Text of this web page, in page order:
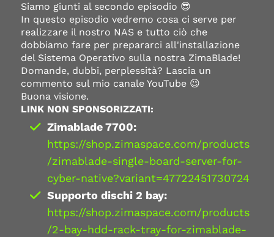
Siamo giunti al secondo episodio 😎
In questo episodio vedremo cosa ci serve per
realizzare il nostro NAS e tutto ciò che
dobbiamo fare per prepararci all'installazione
del Sistema Operativo sulla nostra ZimaBlade!
Domande, dubbi, perplessità? Lascia un
commento sul mio canale YouTube 😉
Buona visione.
LINK NON SPONSORIZZATI:
Zimablade 7700:
https://shop.zimaspace.com/products
/zimablade-single-board-server-for-
cyber-native?variant=47722451730724
Supporto dischi 2 bay:
https://shop.zimaspace.com/products
/2-bay-hdd-rack-tray-for-zimablade-